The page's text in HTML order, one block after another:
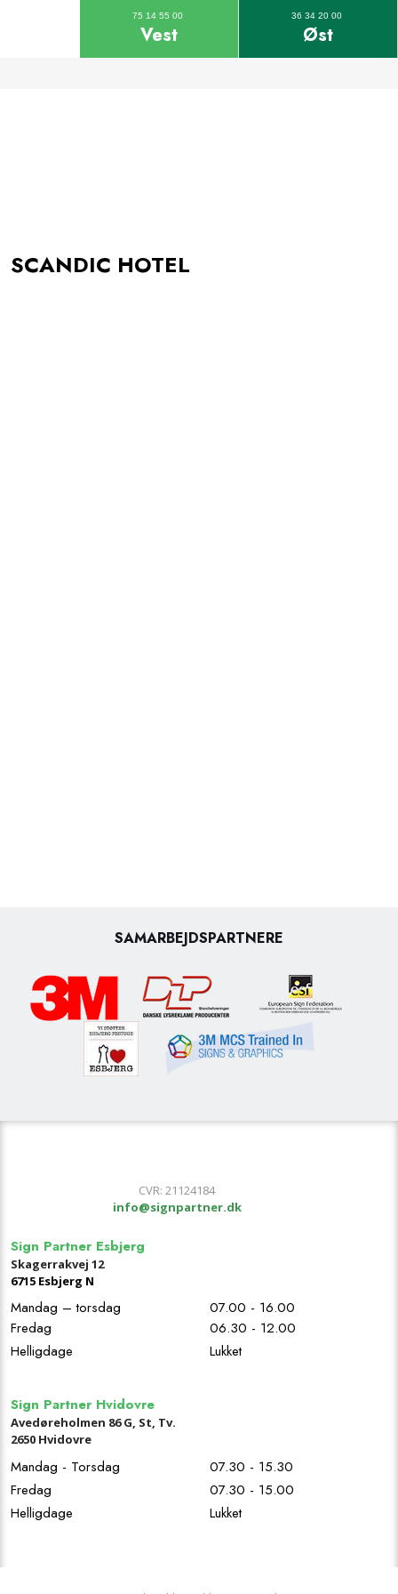
75 14 55 00
Vest
36 34 20 00
Øst
SCANDIC HOTEL​
SAMARBEJDSPARTNERE
​CVR: 21124184
info@signpartner.dk
Sign Partner Esbjerg
Skagerrakvej 12
67​15 Esbjerg N
Mandag – torsdag
07.00 - 16.00
Fredag
06.30 - 12.00
Helligdage
Lukket
Sign Partner Hvidovre
Avedøreholmen 86 G, St, Tv.
2650 Hvidovre
Mandag - Torsdag
07.30 - 15.30
Fredag
07.30 - 15.00
Helligdage
Lukket